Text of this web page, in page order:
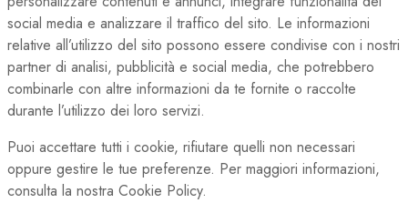
social media e analizzare il traffico del sito. Le informazioni
relative all’utilizzo del sito possono essere condivise con i nostri
partner di analisi, pubblicità e social media, che potrebbero
combinarle con altre informazioni da te fornite o raccolte
durante l’utilizzo dei loro servizi.
Puoi accettare tutti i cookie, rifiutare quelli non necessari
oppure gestire le tue preferenze. Per maggiori informazioni,
consulta la nostra Cookie Policy.